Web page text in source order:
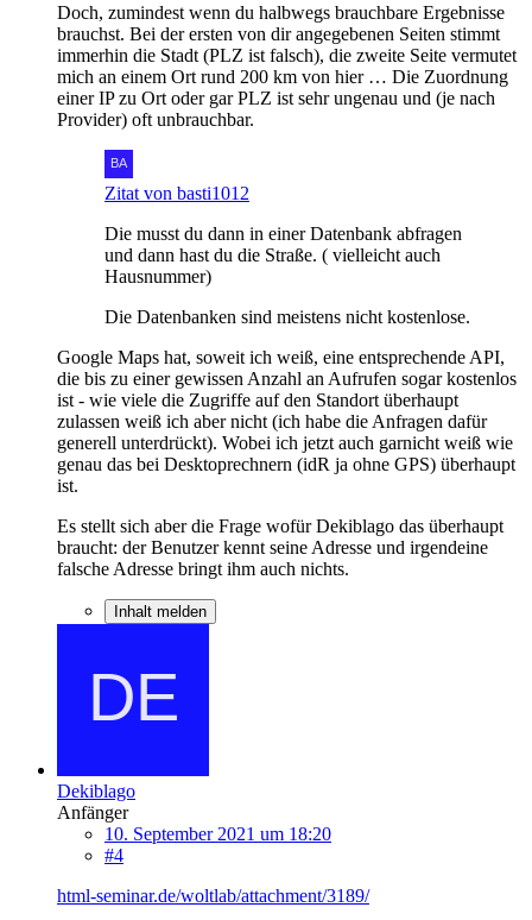
Doch, zumindest wenn du halbwegs brauchbare Ergebnisse
brauchst. Bei der ersten von dir angegebenen Seiten stimmt
immerhin die Stadt (PLZ ist falsch), die zweite Seite vermutet
mich an einem Ort rund 200 km von hier … Die Zuordnung
einer IP zu Ort oder gar PLZ ist sehr ungenau und (je nach
Provider) oft unbrauchbar.
Zitat von basti1012
Die musst du dann in einer Datenbank abfragen
und dann hast du die Straße. ( vielleicht auch
Hausnummer)
Die Datenbanken sind meistens nicht kostenlose.
Google Maps hat, soweit ich weiß, eine entsprechende API,
die bis zu einer gewissen Anzahl an Aufrufen sogar kostenlos
ist - wie viele die Zugriffe auf den Standort überhaupt
zulassen weiß ich aber nicht (ich habe die Anfragen dafür
generell unterdrückt). Wobei ich jetzt auch garnicht weiß wie
genau das bei Desktoprechnern (idR ja ohne GPS) überhaupt
ist.
Es stellt sich aber die Frage wofür Dekiblago das überhaupt
braucht: der Benutzer kennt seine Adresse und irgendeine
falsche Adresse bringt ihm auch nichts.
Inhalt melden
Dekiblago
Anfänger
10. September 2021 um 18:20
#4
html-seminar.de/woltlab/attachment/3189/